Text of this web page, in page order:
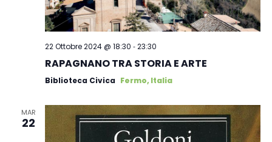
22 Ottobre 2024 @ 18:30 -23:30
RAPAGNANO TRA STORIA E ARTE
Biblioteca Civica Fermo, Italia
MAR
22